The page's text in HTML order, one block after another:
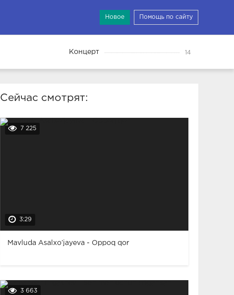
Новое Помощь по сайту
Концерт 14
Сейчас смотрят:
7 225
3:29
Mavluda Asalxo’jayeva - Oppoq qor
3 663